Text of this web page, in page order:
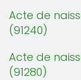
Acte de
(91240)
Acte de
(91280)